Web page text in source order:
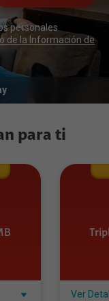
personales
de la Información de
para ti
Ver